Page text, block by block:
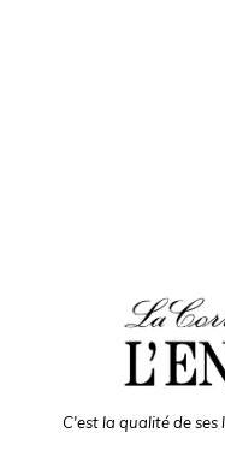
C'est la qualité de